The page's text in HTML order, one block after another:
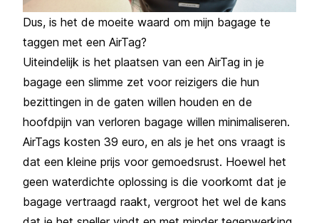
Dus, is het de moeite waard om mijn bagage te
taggen met een AirTag?
Uiteindelijk is het plaatsen van een AirTag in je
bagage een slimme zet voor reizigers die hun
bezittingen in de gaten willen houden en de
hoofdpijn van verloren bagage willen minimaliseren.
AirTags kosten 39 euro, en als je het ons vraagt is
dat een kleine prijs voor gemoedsrust. Hoewel het
geen waterdichte oplossing is die voorkomt dat je
bagage vertraagd raakt, vergroot het wel de kans